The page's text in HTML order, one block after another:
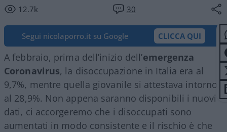
12.7k 30
Segui nicolaporro.it su Google CLICCA QUI
A febbraio, prima dell’inizio dell’emergenza
Coronavirus, la disoccupazione in Italia era al
9,7%, mentre quella giovanile si attestava intorno
al 28,9%. Non appena saranno disponibili i nuovi
dati, ci accorgeremo che i disoccupati sono
aumentati in modo consistente e il rischio è che